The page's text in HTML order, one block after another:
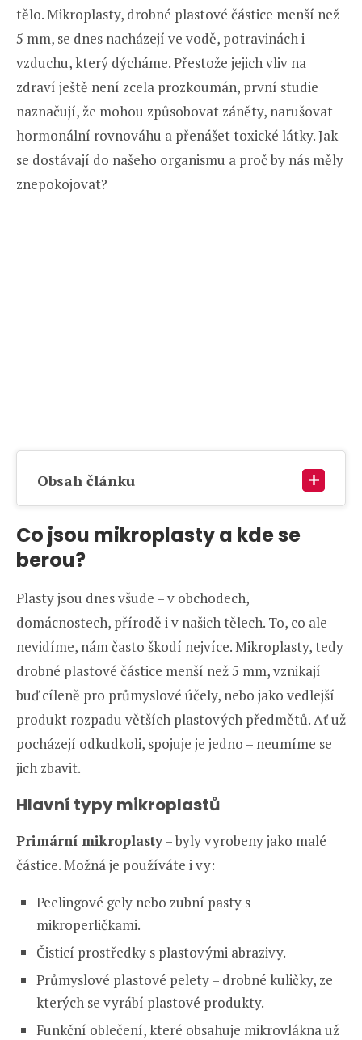
tělo. Mikroplasty, drobné plastové částice menší než
5 mm, se dnes nacházejí ve vodě, potravinách i
vzduchu, který dýcháme. Přestože jejich vliv na
zdraví ještě není zcela prozkoumán, první studie
naznačují, že mohou způsobovat záněty, narušovat
hormonální rovnováhu a přenášet toxické látky. Jak
se dostávají do našeho organismu a proč by nás měly
znepokojovat?
Obsah článku
Co jsou mikroplasty a kde se
berou?
Plasty jsou dnes všude – v obchodech,
domácnostech, přírodě i v našich tělech. To, co ale
nevidíme, nám často škodí nejvíce. Mikroplasty, tedy
drobné plastové částice menší než 5 mm, vznikají
buď cíleně pro průmyslové účely, nebo jako vedlejší
produkt rozpadu větších plastových předmětů. Ať už
pocházejí odkudkoli, spojuje je jedno – neumíme se
jich zbavit.
Hlavní typy mikroplastů
Primární mikroplasty– byly vyrobeny jako malé
částice. Možná je používáte i vy:
Peelingové gely nebo zubní pasty s
mikroperličkami.
Čisticí prostředky s plastovými abrazivy.
Průmyslové plastové pelety – drobné kuličky, ze
kterých se vyrábí plastové produkty.
Funkční oblečení, které obsahuje mikrovlákna už